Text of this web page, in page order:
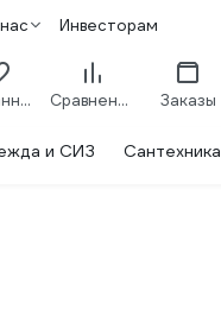
Инвесторам
Избранное Сравнение Заказы
и СИЗ Сантехника